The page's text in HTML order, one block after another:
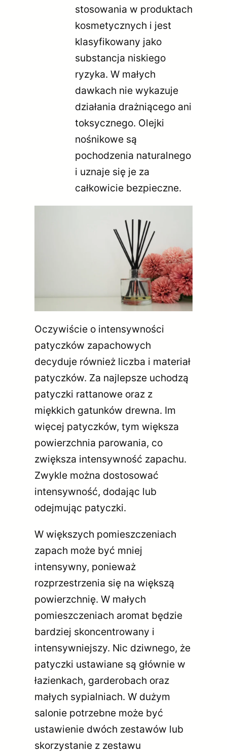
stosowania w produktach
kosmetycznych i jest
klasyfikowany jako
substancja niskiego
ryzyka. W małych
dawkach nie wykazuje
działania drażniącego ani
toksycznego. Olejki
nośnikowe są
pochodzenia naturalnego
i uznaje się je za
całkowicie bezpieczne.
Oczywiście o intensywności
patyczków zapachowych
decyduje również liczba i materiał
patyczków. Za najlepsze uchodzą
patyczki rattanowe oraz z
miękkich gatunków drewna. Im
więcej patyczków, tym większa
powierzchnia parowania, co
zwiększa intensywność zapachu.
Zwykle można dostosować
intensywność, dodając lub
odejmując patyczki.
W większych pomieszczeniach
zapach może być mniej
intensywny, ponieważ
rozprzestrzenia się na większą
powierzchnię. W małych
pomieszczeniach aromat będzie
bardziej skoncentrowany i
intensywniejszy. Nic dziwnego, że
patyczki ustawiane są głównie w
łazienkach, garderobach oraz
małych sypialniach. W dużym
salonie potrzebne może być
ustawienie dwóch zestawów lub
skorzystanie z zestawu